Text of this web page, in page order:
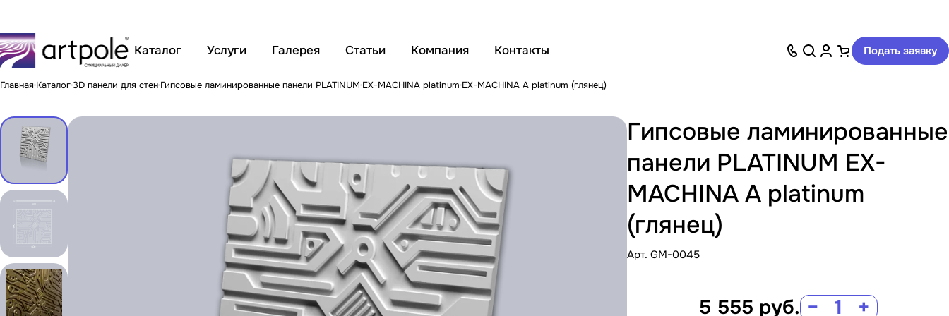
Каталог Услуги Галерея Статьи Компания Контакты Подать заявку
Главная Каталог3D панели для стен Гипсовые ламинированные панели PLATINUM EX-MACHINA platinum EX-MACHINA A platinum (глянец)
Гипсовые ламинированные
панели PLATINUM EX-
MACHINA A platinum
(глянец)
Арт. GM-0045
5 555 руб. − +